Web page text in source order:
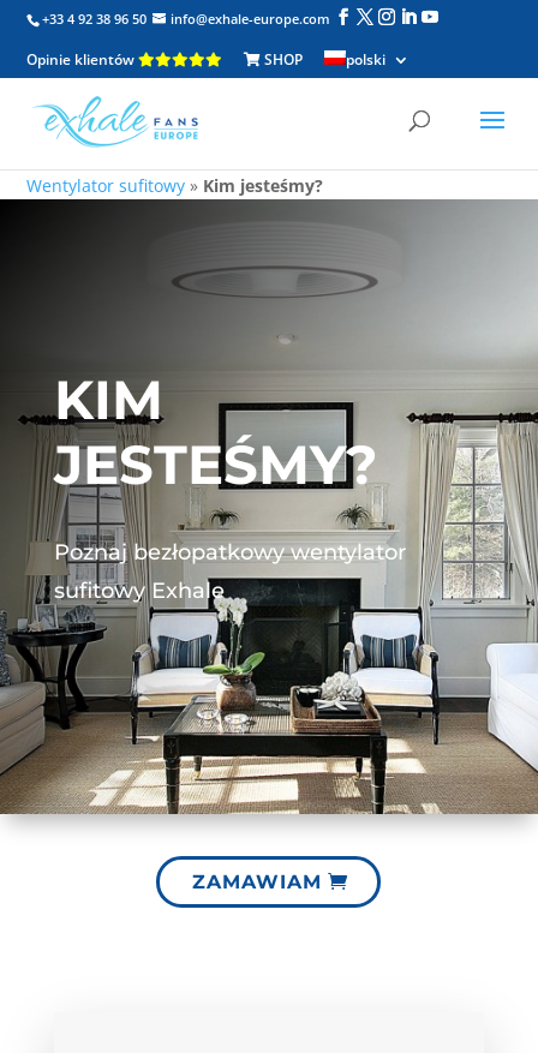
Wentylator sufitowy » Kim jesteśmy?
+33 4 92 38 96 50 info@exhale-europe.com
Opinie klientów SHOP polski
KIM
JESTEŚMY?
Poznaj bezłopatkowy wentylator
sufitowy Exhale
ZAMAWIAM